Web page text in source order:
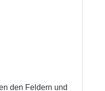
den Feldern und